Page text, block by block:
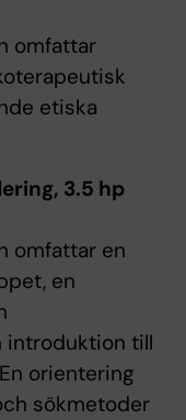
omfattar
etiska
3.5 hp
omfattar en
en
introduktion till
orientering
sökmetoder